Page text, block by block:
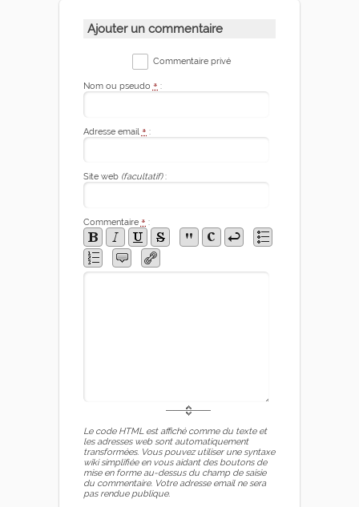
Ajouter un commentaire
Commentaire privé
Nom ou pseudo * :
Adresse email * :
Site web (facultatif):
Commentaire * :
Le code HTML est affiché comme du texte et
les adresses web sont automatiquement
transformées. Vous pouvez utiliser une syntaxe
wiki simplifiée en vous aidant des boutons de
mise en forme au-dessus du champ de saisie
du commentaire. Votre adresse email ne sera
pas rendue publique.